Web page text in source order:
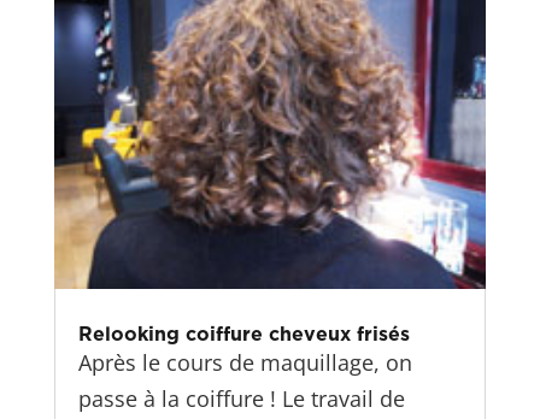
Relooking coiffure cheveux frisés
Après le cours de maquillage, on
passe à la coiffure ! Le travail de